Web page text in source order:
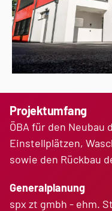
Projektumfang
ÖBA für den
Einstellplätzen,
sowie den Rückbau
Generalplanung
spx zt gmbh - ehm.